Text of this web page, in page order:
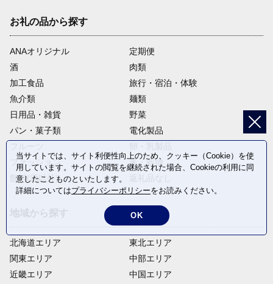
お礼の品から探す
ANAオリジナル
定期便
酒
肉類
加工食品
旅行・宿泊・体験
魚介類
麺類
日用品・雑貨
野菜
パン・菓子類
電化製品
ファッション
米・穀物
飲料(酒以外)
北海道エリア
関東エリア
近畿エリア
東北エリア
中部エリア
中国エリア
当サイトでは、サイト利便性向上のため、クッキー（Cookie）を使
用しています。サイトの閲覧を継続された場合、Cookieの利用に同
意したことものといたします。
詳細についてはプライバシーポリシーをお読みください。
OK